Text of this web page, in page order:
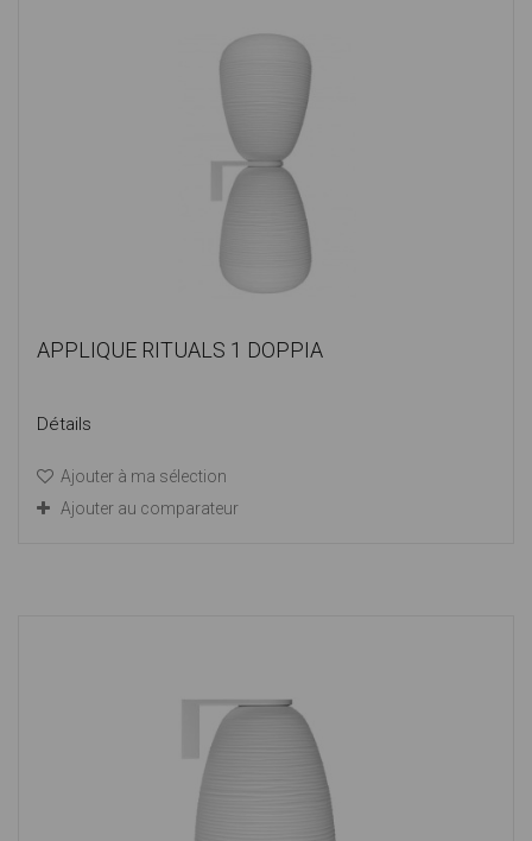
APPLIQUE RITUALS 1 DOPPIA
Détails
Ajouter à ma sélection
Ajouter au comparateur